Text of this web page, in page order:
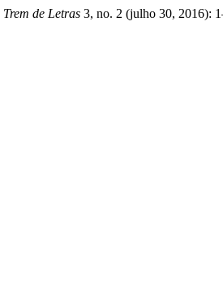
Trem de Letras 3, no. 2 (julho 30, 2016):